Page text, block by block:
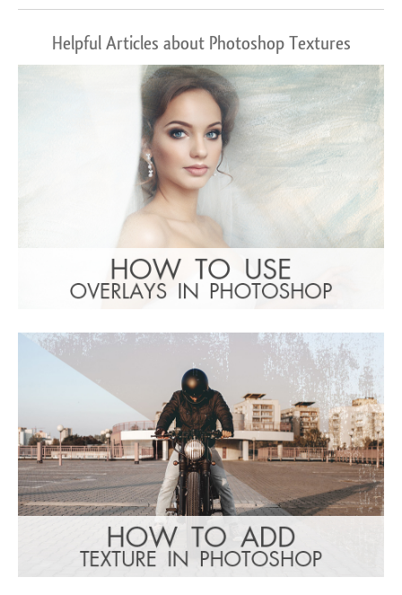
Helpful Articles about Photoshop Textures